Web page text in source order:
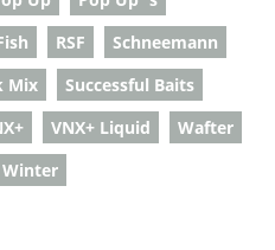
RSF
Schneemann
Mix
Successful Baits
VNX+ Liquid
Wafter
Winter